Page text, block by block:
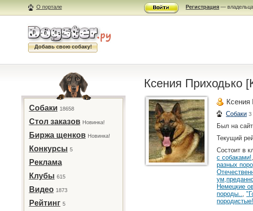
О портале Регистрация —
Добавь свою собаку!
Собаки 18658
Стол заказов Новинка!
Биржа щенков Новинка!
Конкурсы 5
Реклама
Клубы 615
Видео 1873
Рейтинг 5
Ксения Приходько
Ксения
Собаки 3
Был на
Текущий
Состоит в
с собаками!
разных
Немецкие
породы..,